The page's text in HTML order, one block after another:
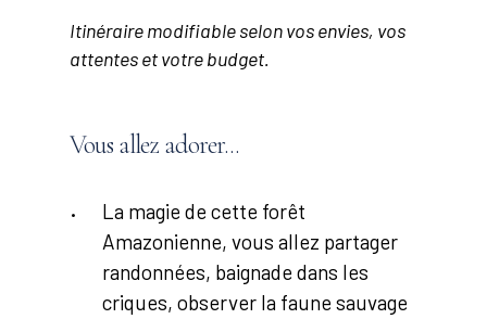
Itinéraire modifiable selon vos envies, vos
attentes et votre budget.
Vous allez adorer...
La magie de cette forêt
Amazonienne, vous allez partager
randonnées, baignade dans les
criques, observer la faune sauvage